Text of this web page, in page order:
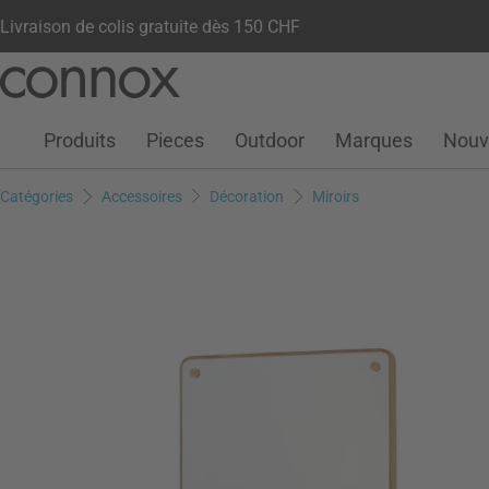
Livraison de colis gratuite dès 150 CHF
contenu
Votre compteListe de souhaits
Warenkorb
Produits Pieces Outdoor Marques
Catégories Accessoires Décoration Miroirs